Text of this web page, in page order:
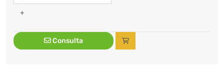
+
Consulta